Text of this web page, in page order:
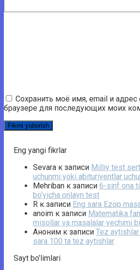
Сохранить моё имя, email и адрес
браузере для последующих моих
Eng yangi fikrlar
Sevara к записи Milliy test
uchunmi yoki abituriyentlar
Mehriban к записи 6-sinf ona
bo‘yicha onlayn test
R к записи Eng sara Ezop
anoim к записи Matematika
misollar va masalalar yechimi
Аноним к записи Tez
sara 100 ta tez aytishlar
Sayt bo’limlari